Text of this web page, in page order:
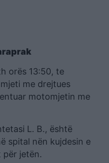
orës 13:50, te
me drejtues
motomjetin me
L. B., është
spital nën kujdesin e
për jetën.